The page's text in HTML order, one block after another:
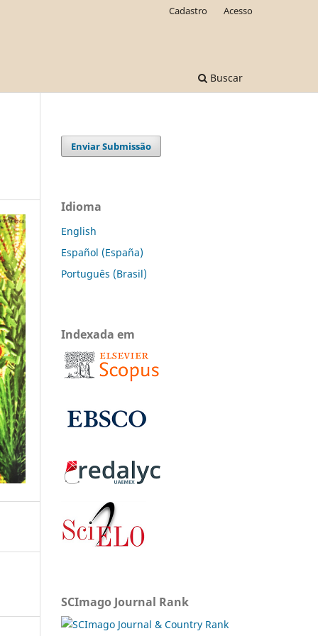
Buscar
Cadastro Acesso
Enviar Submissão
Idioma
English
Español (España)
Português (Brasil)
Indexada em
SCImago Journal Rank